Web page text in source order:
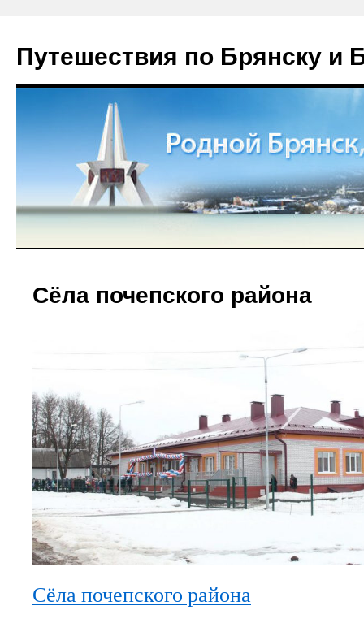
Путешествия по Брянску и
Сёла почепского района
Сёла почепского района